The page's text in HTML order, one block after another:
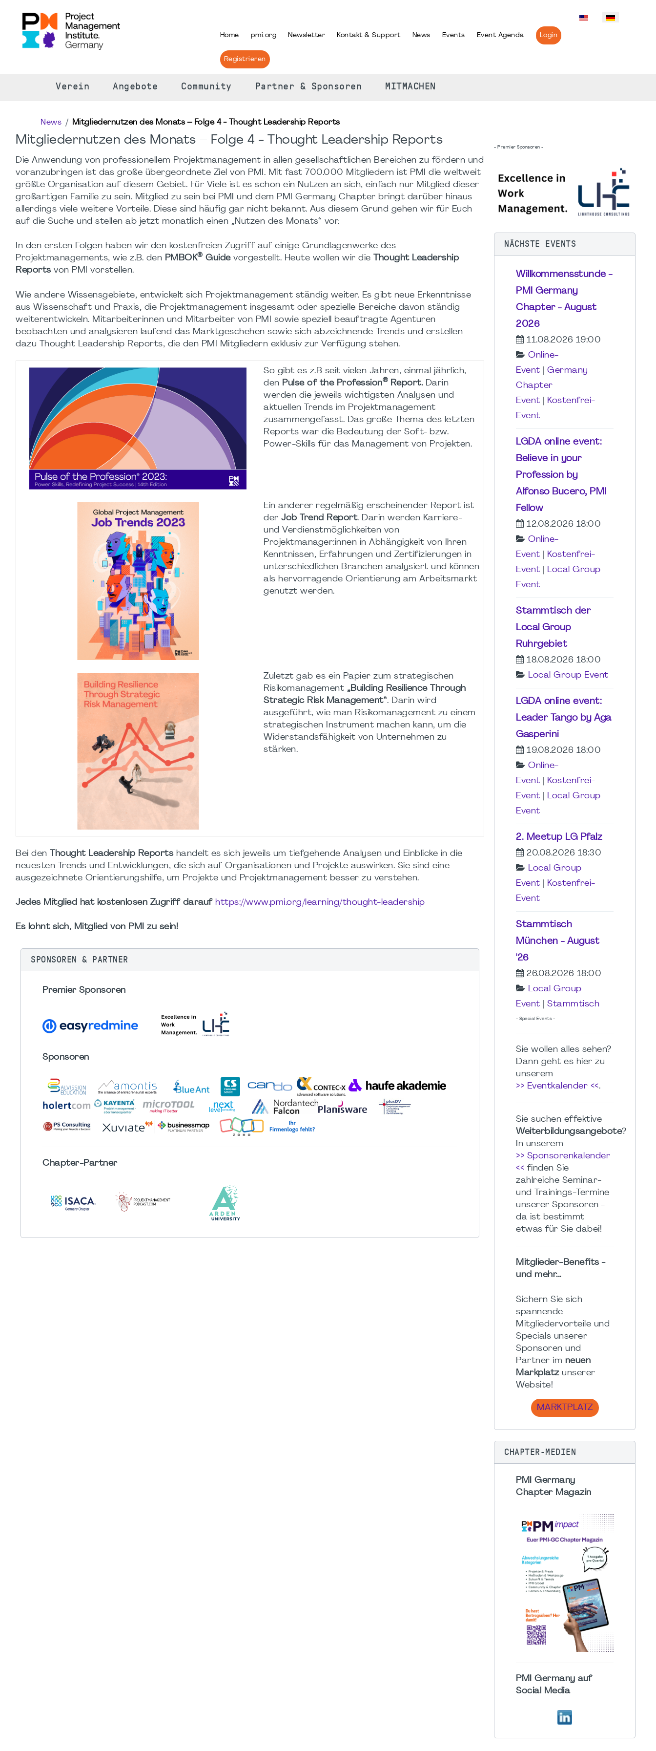
Home pmi.org Newsletter Kontakt & Support News Events Event Agenda Login
Registrieren
Verein Angebote Community Partner & Sponsoren MITMACHEN
News Mitgliedernutzen des Monats – Folge 4 - Thought Leadership Reports
Mitgliedernutzen des Monats – Folge 4 - Thought Leadership Reports
Die Anwendung von professionellem Projektmanagement in allen gesellschaftlichen Bereichen zu fördern und
voranzubringen ist das große übergeordnete Ziel von PMI. Mit fast 700.000 Mitgliedern ist PMI die weltweit
größte Organisation auf diesem Gebiet. Für Viele ist es schon ein Nutzen an sich, einfach nur Mitglied dieser
großartigen Familie zu sein. Mitglied zu sein bei PMI und dem PMI Germany Chapter bringt darüber hinaus
allerdings viele weitere Vorteile. Diese sind häufig gar nicht bekannt. Aus diesem Grund gehen wir für Euch
auf die Suche und stellen ab jetzt monatlich einen „Nutzen des Monats“ vor.
In den ersten Folgen haben wir den kostenfreien Zugriff auf einige Grundlagenwerke des
Projektmanagements, wie z.B. den PMBOK® Guidevorgestellt. Heute wollen wir die
Thought Leadership
Reportsvon PMI vorstellen.
Wie andere Wissensgebiete, entwickelt sich Projektmanagement ständig weiter. Es gibt neue Erkenntnisse
aus Wissenschaft und Praxis, die Projektmanagement insgesamt oder spezielle Bereiche davon ständig
weiterentwickeln. Mitarbeiterinnen und Mitarbeiter von PMI sowie speziell beauftragte Agenturen
beobachten und analysieren laufend das Marktgeschehen sowie sich abzeichnende Trends und erstellen
dazu Thought Leadership Reports, die den PMI Mitgliedern exklusiv zur Verfügung stehen.
So gibt es z.B seit vielen Jahren, einmal jährlich,
den Pulse of the Profession® Report.Darin
werden die jeweils wichtigsten Analysen und
aktuellen Trends im Projektmanagement
zusammengefasst. Das große Thema des letzten
Reports war die Bedeutung der Soft- bzw.
Power-Skills für das Management von Projekten.
Ein anderer regelmäßig erscheinender Report ist
der Job Trend Report. Darin werden Karriere-
und Verdienstmöglichkeiten von
Projektmanager:innen in Abhängigkeit von Ihren
Kenntnissen, Erfahrungen und Zertifizierungen in
unterschiedlichen Branchen analysiert und können
als hervorragende Orientierung am Arbeitsmarkt
genutzt werden.
Zuletzt gab es ein Papier zum strategischen
Risikomanagement „Building Resilience Through
Strategic Risk Management“. Darin wird
ausgeführt, wie man Risikomanagement zu einem
strategischen Instrument machen kann, um die
Widerstandsfähigkeit von Unternehmen zu
stärken.
Bei den Thought Leadership Reportshandelt es sich jeweils um tiefgehende Analysen und Einblicke in die
neuesten Trends und Entwicklungen, die sich auf Organisationen und Projekte auswirken. Sie sind eine
ausgezeichnete Orientierungshilfe, um Projekte und Projektmanagement besser zu verstehen.
Jedes Mitglied hat kostenlosen Zugriff darauf https://www.pmi.org/learning/thought-leadership
Es lohnt sich, Mitglied von PMI zu sein!
SPONSOREN & PARTNER
Premier Sponsoren
Sponsoren
Chapter-Partner
- Premier Sponsoren -
NÄCHSTE EVENTS
Willkommensstunde -
PMI Germany
Chapter - August
2026
11.08.2026 19:00
Online-
Event
Germany
Chapter
Event
Kostenfrei-
Event
LGDA online event:
Believe in your
Profession by
Alfonso Bucero, PMI
Fellow
12.08.2026 18:00
Online-
Event
Kostenfrei-
Event
Local Group
Event
Stammtisch der
Local Group
Ruhrgebiet
18.08.2026 18:00
Local Group Event
LGDA online event:
Leader Tango by Aga
Gasperini
19.08.2026 18:00
Online-
Event
Kostenfrei-
Event
Local Group
Event
2. Meetup LG Pfalz
20.08.2026 18:30
Local Group
Event
Kostenfrei-
Event
Stammtisch
München - August
'26
26.08.2026 18:00
Local Group
Event
Stammtisch
- Special Events -
Sie wollen alles sehen?
Dann geht es hier zu
unserem
>> Eventkalender <<.
Sie suchen effektive
Weiterbildungsangebote?
In unserem
>> Sponsorenkalender
<< finden Sie
zahlreiche Seminar-
und Trainings-Termine
unserer Sponsoren -
da ist bestimmt
etwas für Sie dabei!
Mitglieder-Benefits -
und mehr...
Sichern Sie sich
spannende
Mitgliedervorteile und
Specials unserer
Sponsoren und
Partner im neuen
Markplatzunserer
Website!
MARKTPLATZ
CHAPTER-MEDIEN
PMI Germany
Chapter Magazin
PMI Germany auf
Social Media